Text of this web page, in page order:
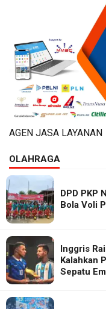
AGEN JASA LAYANAN
OLAHRAGA
DPD PKP
Bola Voli
Inggris
Kalahkan
Sepatu